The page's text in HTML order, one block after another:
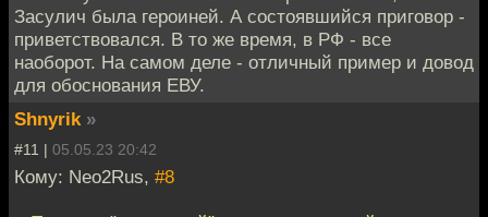
Засулич была героиней. А состоявшийся приговор -
приветствовался. В то же время, в РФ - все
наоборот. На самом деле - отличный пример и довод
для обоснования ЕВУ.
Shnyrik »
#11 | 05.05.23 20:42
Кому: Neo2Rus, #8